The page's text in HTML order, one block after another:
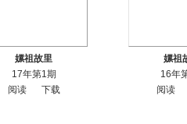
嫘祖故里
17年第1期
阅读
下载
嫘祖
16年
阅读